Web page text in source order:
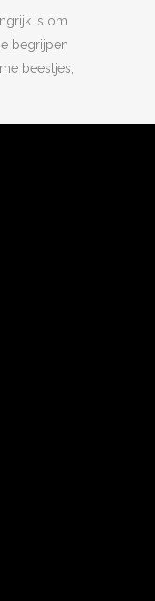
is om
begrijpen
beestjes,